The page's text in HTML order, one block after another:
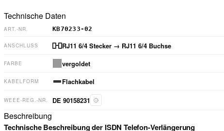
Technische Daten
ART.-NR. KB70233-02
ANSCHLUSS RJ11 6/4 Stecker → RJ11 6/4 Buchse
FARBE vergoldet
KABELFORM Flachkabel
WEEE-REG.-NR. DE 90158231
Beschreibung
Technische Beschreibung der ISDN Telefon-Verlängerung